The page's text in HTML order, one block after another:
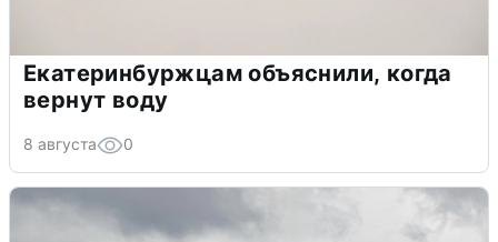
Екатеринбуржцам объяснили, когда
вернут воду
8 августа 0